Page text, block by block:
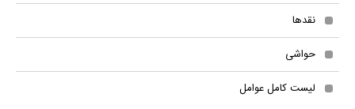
نقدها
حواشی
لیست کامل عوامل